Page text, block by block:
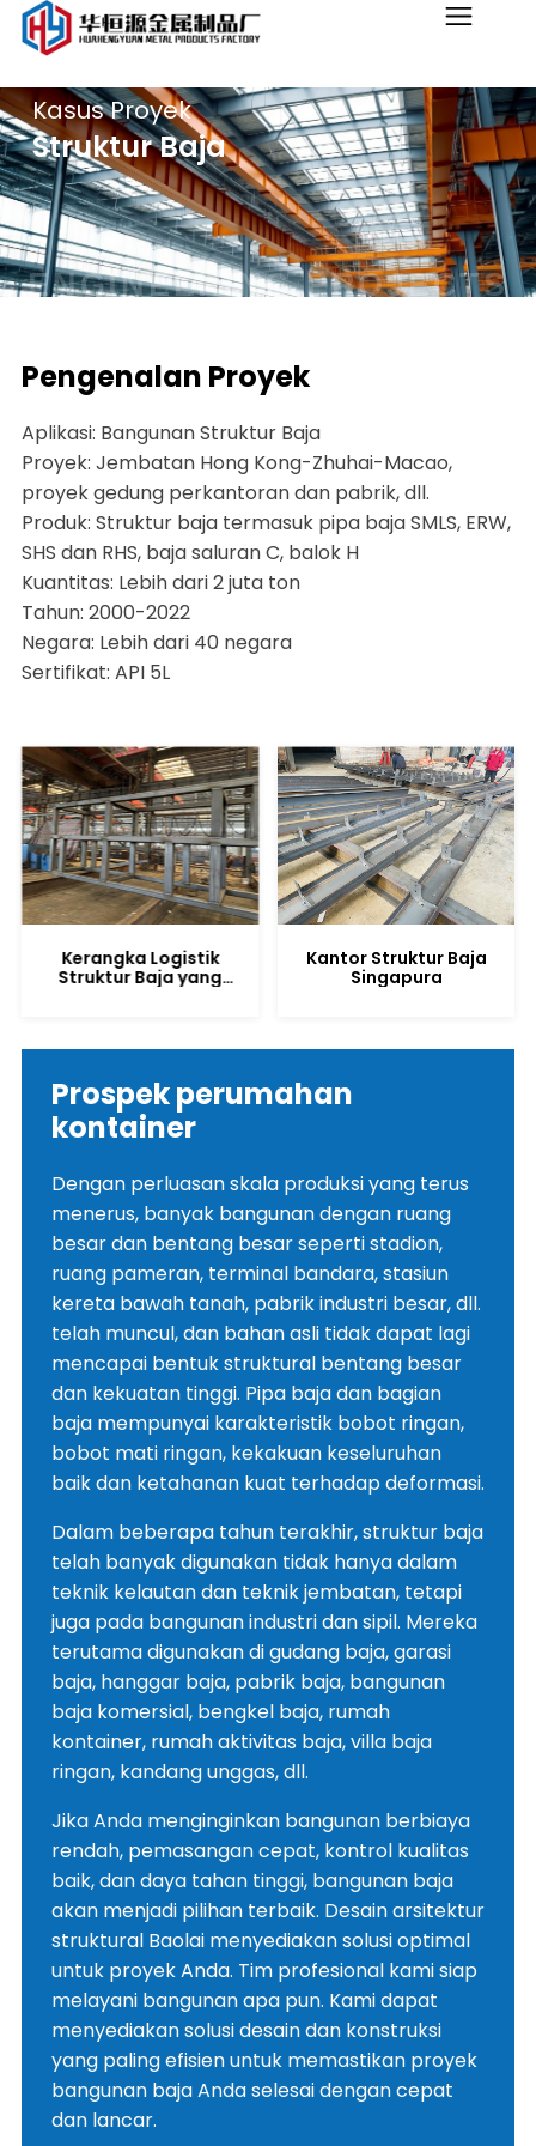
Kasus Proyek
Struktur Baja
ENGINEERING PROJECTS
Pengenalan Proyek
Aplikasi: Bangunan Struktur Baja
Proyek: Jembatan Hong Kong-Zhuhai-Macao,
proyek gedung perkantoran dan pabrik, dll.
Produk: Struktur baja termasuk pipa baja SMLS, ERW,
SHS dan RHS, baja saluran C, balok H
Kuantitas: Lebih dari 2 juta ton
Tahun: 2000-2022
Negara: Lebih dari 40 negara
Sertifikat: API 5L
Kerangka Logistik
Struktur Baja yang
Kantor Struktur Baja
Singapura
Prospek perumahan
kontainer
Dengan perluasan skala produksi yang terus
menerus, banyak bangunan dengan ruang
besar dan bentang besar seperti stadion,
ruang pameran, terminal bandara, stasiun
kereta bawah tanah, pabrik industri besar, dll.
telah muncul, dan bahan asli tidak dapat lagi
mencapai bentuk struktural bentang besar
dan kekuatan tinggi. Pipa baja dan bagian
baja mempunyai karakteristik bobot ringan,
bobot mati ringan, kekakuan keseluruhan
baik dan ketahanan kuat terhadap deformasi.
Dalam beberapa tahun terakhir, struktur baja
telah banyak digunakan tidak hanya dalam
teknik kelautan dan teknik jembatan, tetapi
juga pada bangunan industri dan sipil. Mereka
terutama digunakan di gudang baja, garasi
baja, hanggar baja, pabrik baja, bangunan
baja komersial, bengkel baja, rumah
kontainer, rumah aktivitas baja, villa baja
ringan, kandang unggas, dll.
Jika Anda menginginkan bangunan berbiaya
rendah, pemasangan cepat, kontrol kualitas
baik, dan daya tahan tinggi, bangunan baja
akan menjadi pilihan terbaik. Desain arsitektur
struktural Baolai menyediakan solusi optimal
untuk proyek Anda. Tim profesional kami siap
melayani bangunan apa pun. Kami dapat
menyediakan solusi desain dan konstruksi
yang paling efisien untuk memastikan proyek
bangunan baja Anda selesai dengan cepat
dan lancar.